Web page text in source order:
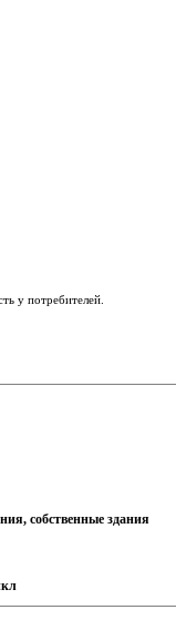
у потребителей.
cобственные здания